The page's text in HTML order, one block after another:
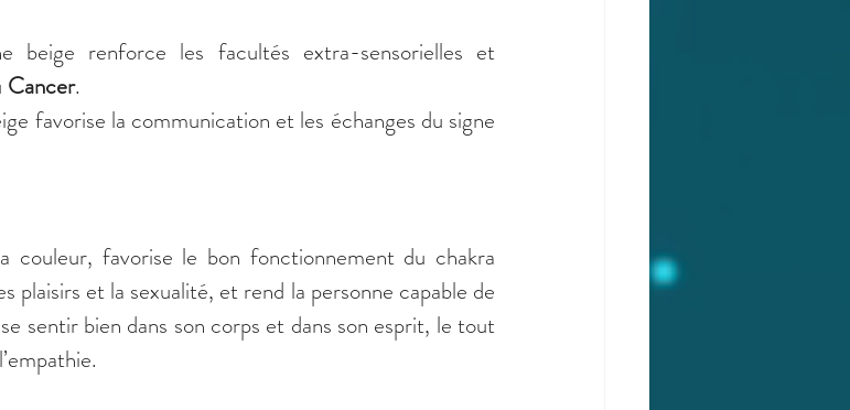
beige renforce les facultés extra-sensorielles et
Cancer.
favorise la communication et les échanges du signe
couleur, favorise le bon fonctionnement du chakra
plaisirs et la sexualité, et rend la personne capable de
sentir bien dans son corps et dans son esprit, le tout